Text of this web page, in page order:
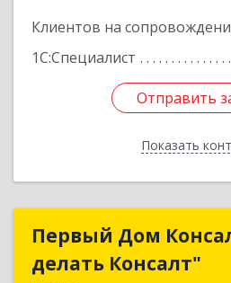
Клиентов на
1С:Специалист
Отправить
Показать
Отправить
Назад
Первый Дом
делать Консалт"
Первый Дом